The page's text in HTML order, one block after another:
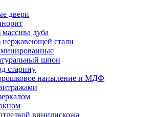
двери
дуба
нержавеющей стали
шпон
старину
напыление и МДФ
винилискожа